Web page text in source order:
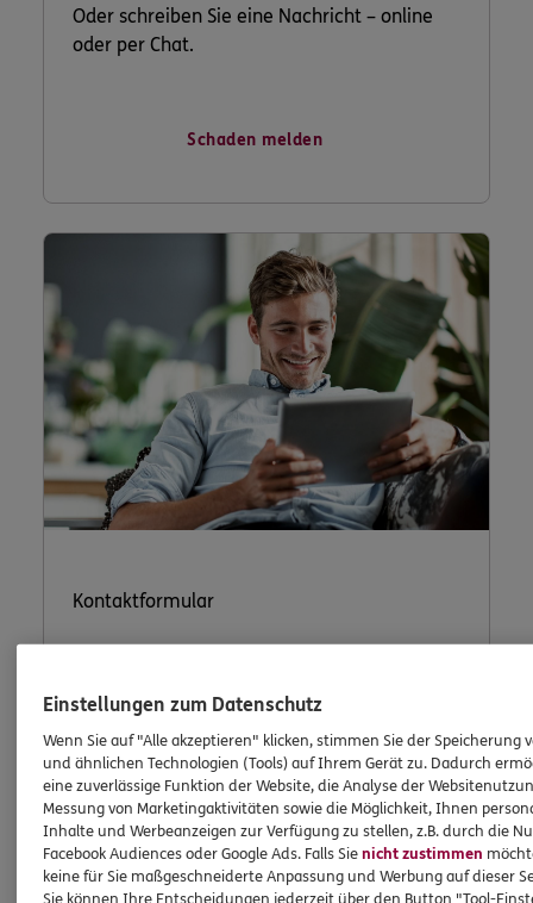
Oder schreiben Sie eine Nachricht – online
oder per Chat.
Schaden melden
Kontaktformular
ERGO Berater kontaktieren
Einstellungen zum Datenschutz
Wenn Sie auf "Alle akzeptieren" klicken, stimmen Sie der Speicherung
und ähnlichen Technologien (Tools) auf Ihrem Gerät zu. Dadurch
eine zuverlässige Funktion der Website, die Analyse der
Messung von Marketingaktivitäten sowie die Möglichkeit, Ihnen
Inhalte und Werbeanzeigen zur Verfügung zu stellen, z.B. durch die
Facebook Audiences oder Google Ads. Falls Sienicht zustimmen
keine für Sie maßgeschneiderte Anpassung und Werbung auf dieser
Sie können Ihre Entscheidungen jederzeit über den Button "Tool-